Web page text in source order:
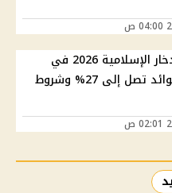
أفضل شهادات الادخار الإسلامية 2026 في
البنوك المصرية.. عوائد تصل إلى 27% وشروط